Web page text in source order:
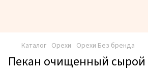
Каталог Орехи Орехи Без бренда
Пекан очищенный сырой